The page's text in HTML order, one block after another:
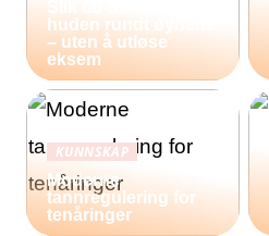
huden rundt øynene
– uten å utløse
eksem
KUNNSKAP
Moderne
tannregulering for
tenåringer